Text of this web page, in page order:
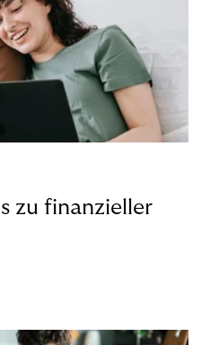
zu finanzieller